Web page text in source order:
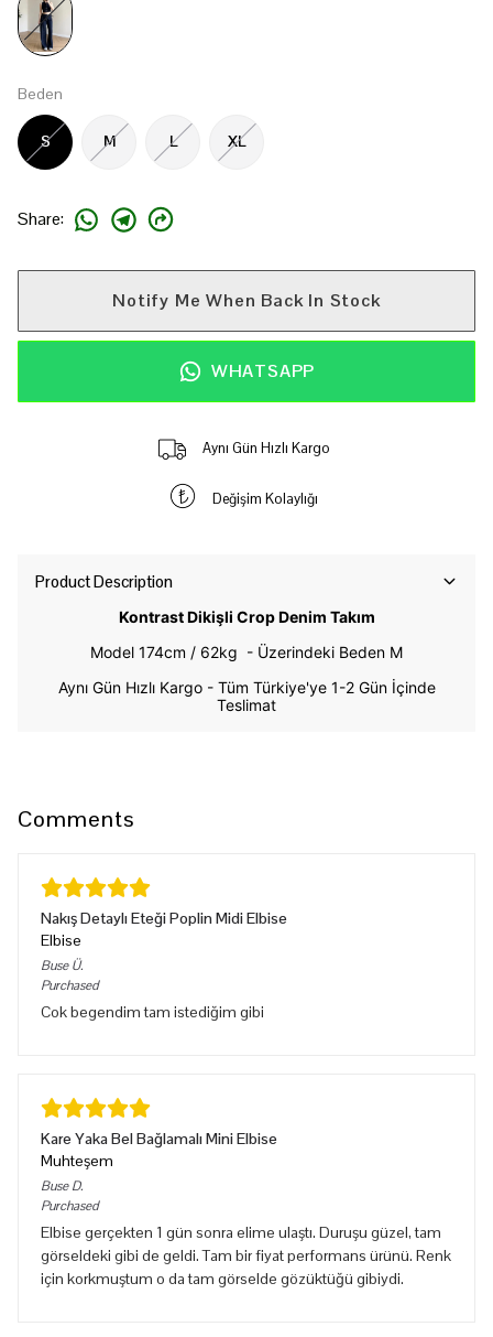
Beden
S M L XL
Share:
Notify Me When Back In Stock
WHATSAPP
Aynı Gün Hızlı Kargo
Değişim Kolaylığı
Product Description
Kontrast Dikişli Crop Denim Takım
Model 174cm / 62kg - Üzerindeki Beden M
Aynı Gün Hızlı Kargo - Tüm Türkiye'ye 1-2 Gün İçinde
Teslimat
Comments
Nakış Detaylı Eteği Poplin Midi Elbise
Elbise
Buse Ü.
Purchased
Cok begendim tam istediğim gibi
Kare Yaka Bel Bağlamalı Mini Elbise
Muhteşem
Buse D.
Purchased
Elbise gerçekten 1 gün sonra elime ulaştı. Duruşu güzel, tam
görseldeki gibi de geldi. Tam bir fiyat performans ürünü. Renk
için korkmuştum o da tam görselde gözüktüğü gibiydi.